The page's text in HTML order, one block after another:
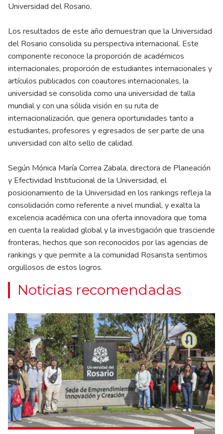
Universidad del Rosario.
Los resultados de este año demuestran que la Universidad
del Rosario consolida su perspectiva internacional. Este
componente reconoce la proporción de académicos
internacionales, proporción de estudiantes internacionales y
artículos publicados con coautores internacionales, la
universidad se consolida como una universidad de talla
mundial y con una sólida visión en su ruta de
internacionalización, que genera oportunidades tanto a
estudiantes, profesores y egresados de ser parte de una
universidad con alto sello de calidad.
Según Mónica María Correa Zabala, directora de Planeación
y Efectividad Institucional de la Universidad, el
posicionamiento de la Universidad en los rankings refleja la
consolidación como referente a nivel mundial, y exalta la
excelencia académica con una oferta innovadora que toma
en cuenta la realidad global y la investigación que trasciende
fronteras, hechos que son reconocidos por las agencias de
rankings y que permite a la comunidad Rosarista sentirnos
orgullosos de estos logros.
Noticias recomendadas